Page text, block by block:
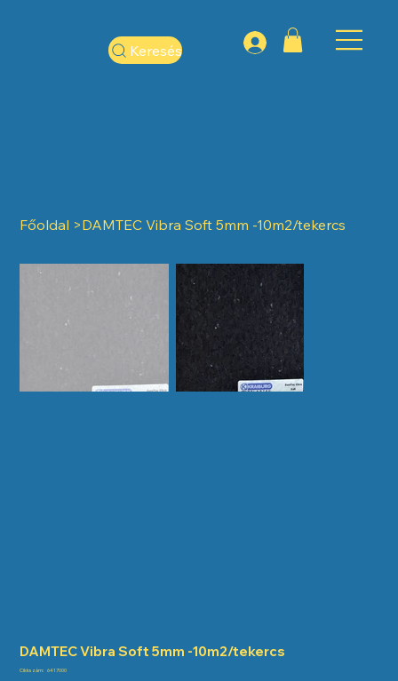
Keresés
Főoldal >DAMTEC Vibra Soft 5mm -10m2/tekercs
DAMTEC Vibra Soft 5mm -10m2/tekercs
Cikkszám: Cikkszám:
6417000